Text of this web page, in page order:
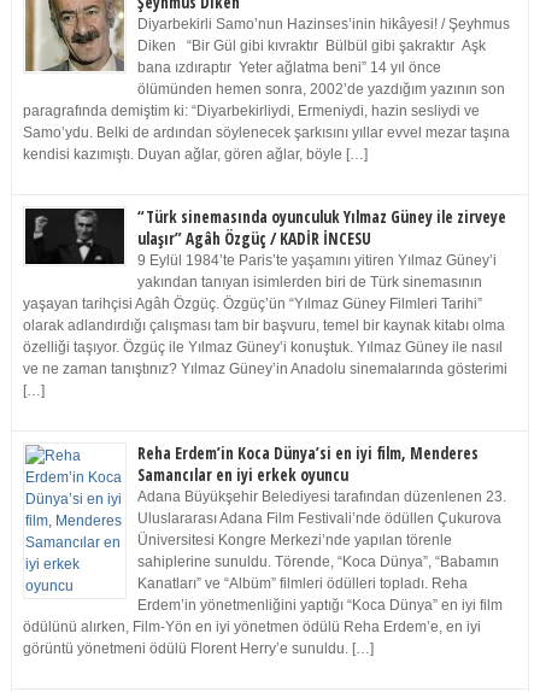
Diyarbekirli Samo’nun Hazinses’inin hikâyesi! / Şeyhmus
Diken “Bir Gül gibi kıvraktır Bülbül gibi şakraktır Aşk
bana ızdıraptır Yeter ağlatma beni” 14 yıl önce
ölümünden hemen sonra, 2002’de yazdığım yazının son
paragrafında demiştim ki: “Diyarbekirliydi, Ermeniydi, hazin sesliydi ve
Samo’ydu. Belki de ardından söylenecek şarkısını yıllar evvel mezar taşına
kendisi kazımıştı. Duyan ağlar, gören ağlar, böyle […]
“Türk sinemasında oyunculuk Yılmaz Güney ile zirveye
ulaşır” Agâh Özgüç / KADİR İNCESU
9 Eylül 1984’te Paris’te yaşamını yitiren Yılmaz Güney’i
yakından tanıyan isimlerden biri de Türk sinemasının
yaşayan tarihçisi Agâh Özgüç. Özgüç’ün “Yılmaz Güney Filmleri Tarihi”
olarak adlandırdığı çalışması tam bir başvuru, temel bir kaynak kitabı olma
özelliği taşıyor. Özgüç ile Yılmaz Güney’i konuştuk. Yılmaz Güney ile nasıl
ve ne zaman tanıştınız? Yılmaz Güney’in Anadolu sinemalarında gösterimi
[…]
Reha Erdem’in Koca Dünya’si en iyi film, Menderes
Samancılar en iyi erkek oyuncu
Adana Büyükşehir Belediyesi tarafından düzenlenen 23.
Uluslararası Adana Film Festivali’nde ödüllen Çukurova
Üniversitesi Kongre Merkezi’nde yapılan törenle
sahiplerine sunuldu. Törende, “Koca Dünya”, “Babamın
Kanatları” ve “Albüm” filmleri ödülleri topladı. Reha
Erdem’in yönetmenliğini yaptığı “Koca Dünya” en iyi film
ödülünü alırken, Film-Yön en iyi yönetmen ödülü Reha Erdem’e, en iyi
görüntü yönetmeni ödülü Florent Herry’e sunuldu. […]